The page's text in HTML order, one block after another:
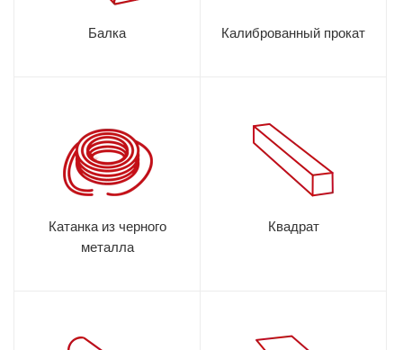
Балка Калиброванный прокат
Катанка из черного
металла
Квадрат